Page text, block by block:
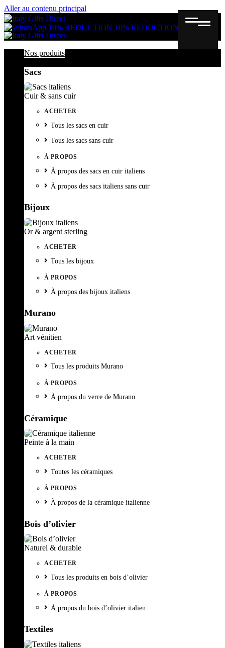
Aller au contenu principal
10% REDUCTION 10% REDUCTION
Nos produits
Sacs
Cuir & sans cuir
ACHETER
Tous les sacs en cuir
Tous les sacs sans cuir
À PROPOS
À propos des sacs en cuir italiens
À propos des sacs italiens sans cuir
Bijoux
Or & argent sterling
ACHETER
Tous les bijoux
À PROPOS
À propos des bijoux italiens
Murano
Art vénitien
ACHETER
Tous les produits Murano
À PROPOS
À propos du verre de Murano
Céramique
Peinte à la main
ACHETER
Toutes les céramiques
À PROPOS
À propos de la céramique italienne
Bois d’olivier
Naturel & durable
ACHETER
Tous les produits en bois d’olivier
À PROPOS
À propos du bois d’olivier italien
Textiles